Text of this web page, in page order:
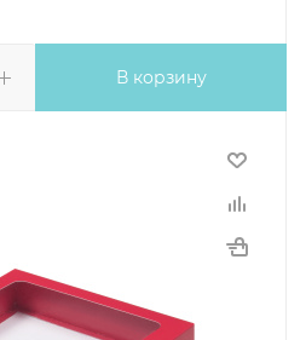
В корзину